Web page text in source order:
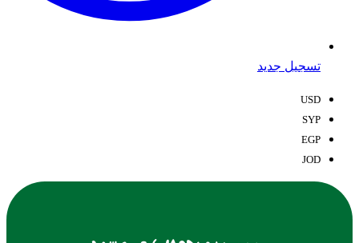
تسجيل جديد
USD
SYP
EGP
JOD